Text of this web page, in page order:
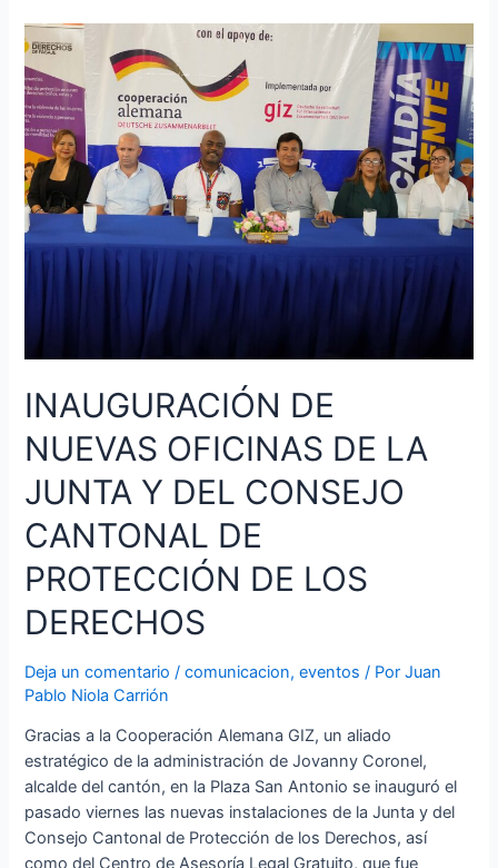
ACTUALIZACIÓN
DEL
PDOT
2024-
2027:
Un
Hito
en
la
Planificación
INAUGURACIÓN DE
NUEVAS OFICINAS DE LA
JUNTA Y DEL CONSEJO
CANTONAL DE
PROTECCIÓN DE LOS
DERECHOS
Deja un comentario /comunicacion,eventos / PorJuan
Pablo Niola Carrión
Gracias a la Cooperación Alemana GIZ, un aliado
estratégico de la administración de Jovanny Coronel,
alcalde del cantón, en la Plaza San Antonio se inauguró el
pasado viernes las nuevas instalaciones de la Junta y del
Consejo Cantonal de Protección de los Derechos, así